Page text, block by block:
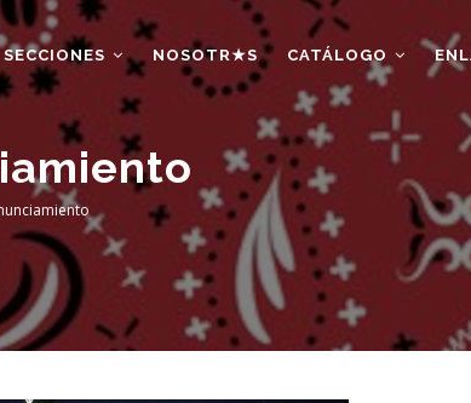
SECCIONES NOSOTR★S CATÁLOGO